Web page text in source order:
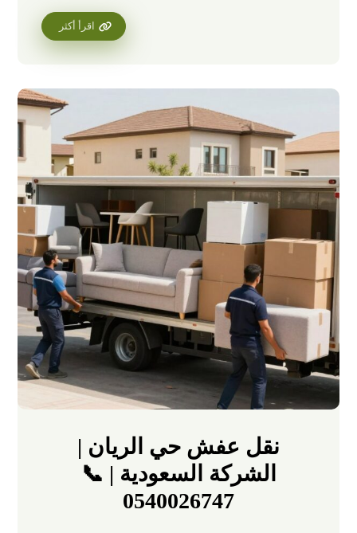
اقرأ أكثر
نقل عفش حي الريان |
الشركة السعودية | 📞
0540026747